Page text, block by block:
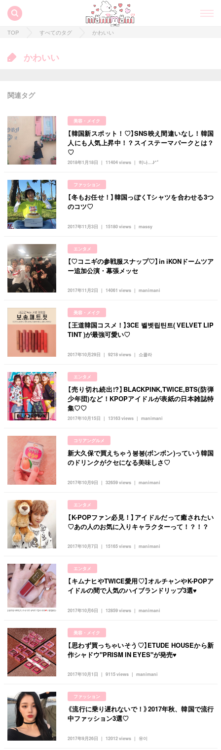
manimani について
カテゴリー一覧
キュレーター一覧
運営会社
プライバシーポリシー
お問い合わせ
韓国 オルチャン 韓国コスメ
メイク k-pop コスメ ファッション
kpop トレンド 韓国メイク
オルチャンメイク twice 人気 アイドル
韓国ドラマ カフェ
TOP すべてのタグ かわいい
かわいい
関連タグ
美容・メイク
2018年1月18日 히나...♪*ﾟ
11404 views
【韓国新スポット！♡】SNS映え間違いなし！韓国
人にも人気上昇中！？スイステーマパークとは？
♡
ファッション
2017年11月3日 massy
15180 views
【冬もお任せ！】韓国っぽくTシャツを合わせる3つ
のコツ♡
エンタメ
2017年11月2日 manimani
14061 views
【♡コニギの参戦服スナップ♡】in iKONドームツア
ー追加公演・幕張メッセ
美容・メイク
2017年10月29日 쇼콜라
9218 views
【王道韓国コスメ！】3CE 벨벳립틴트( VELVET LIP
TINT )が最強可愛い♡
エンタメ
2017年10月15日 manimani
13163 views
【売り切れ続出!?】BLACKPINK,TWICE,BTS(防弾
少年団)など！KPOPアイドルが表紙の日本雑誌特
集♡♡
コリアングルメ
2017年10月9日 manimani
32659 views
新大久保で買えちゃう봉봉(ボンボン)っていう韓国
のドリンクがクセになる美味しさ♡
エンタメ
2017年10月7日 manimani
15165 views
【K-POPファン必見！】アイドルだって癒されたい
♡あの人のお気に入りキャラクターって！？！？
エンタメ
2017年10月6日 manimani
12859 views
【キムナヒやTWICE愛用♡】オルチャンやK-POPア
イドルの間で人気のハイブランドリップ3選♥
美容・メイク
2017年10月1日 manimani
9115 views
【思わず買っちゃいそう♡】ETUDE HOUSEから新
作シャドウ"PRISM IN EYES"が発売♥
ファッション
2017年9月26日 유이
12012 views
《流行に乗り遅れないで！》2017年秋、韓国で流行
中ファッション3選♡